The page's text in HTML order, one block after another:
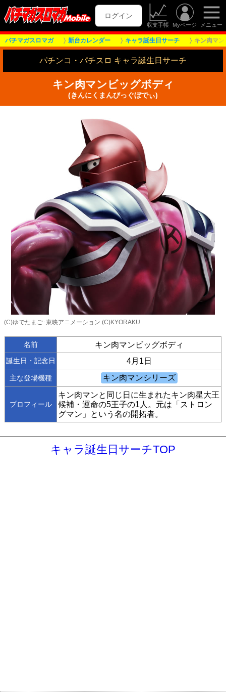
ログイン
収支手帳 Myページ メニュー
パチマガスロマガ 新台カレンダー キャラ誕生日サーチ キン肉マ
パチンコ・パチスロ キャラ誕生日サーチ
キン肉マンビッグボディ
(きんにくまんびっぐぼでぃ)
(C)ゆでたまご･東映アニメーション (C)KYORAKU
名前 キン肉マンビッグボディ
誕生日・記念日 4月1日
主な登場機種
プロフィール
キン肉マンと同じ日に生まれたキン肉星大王
候補・運命の5王子の1人。元は「ストロン
グマン」という名の開拓者。
キャラ誕生日サーチTOP